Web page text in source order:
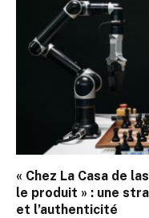
« Chez La Casa de
le produit » : une
et l’authenticité